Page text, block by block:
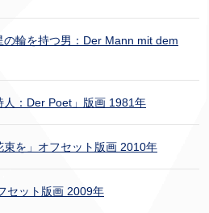
輪を持つ男：Der Mann mit dem
：Der Poet」版画 1981年
を」オフセット版画 2010年
セット版画 2009年